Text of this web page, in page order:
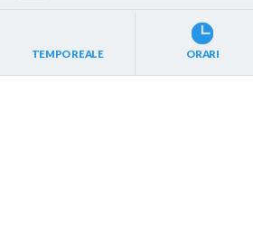
TEMPO REALE ORARI